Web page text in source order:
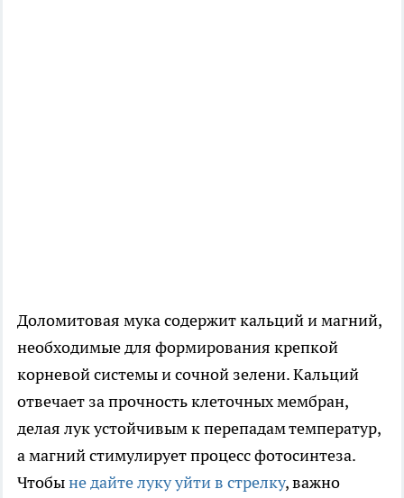
Доломитовая мука содержит кальций и магний,
необходимые для формирования крепкой
корневой системы и сочной зелени. Кальций
отвечает за прочность клеточных мембран,
делая лук устойчивым к перепадам температур,
а магний стимулирует процесс фотосинтеза.
Чтобыне дайте луку уйти в стрелку, важно